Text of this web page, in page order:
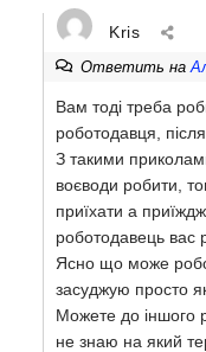
Kris
Ответить на
Вам тоді треба
роботодавця, після
З такими
воєводи робити,
приїхати а
роботодавець вас
Ясно що може
засуджую просто
Можете до іншого
не знаю на який